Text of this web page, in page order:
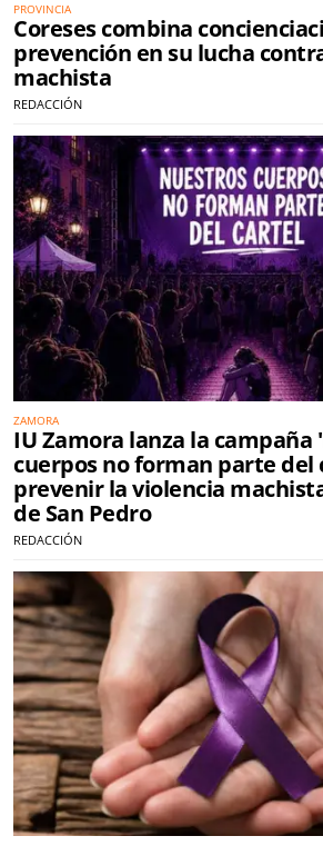
PROVINCIA
Coreses combina
prevención en su lucha
machista
REDACCIÓN
ZAMORA
IU Zamora lanza la campaña
cuerpos no forman parte del
prevenir la violencia
de San Pedro
REDACCIÓN